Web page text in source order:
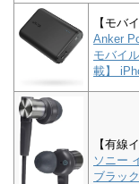
【モバ
Anker
モバイ
載】
【有線
ソニー
ブラッ